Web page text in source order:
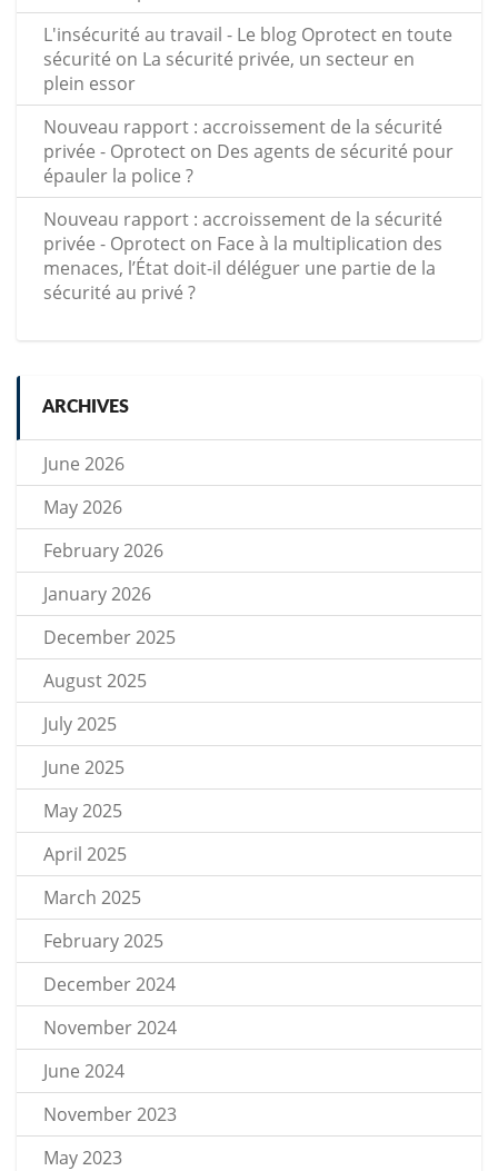
L'insécurité au travail - Le blog Oprotect en toute
sécurité on La sécurité privée, un secteur en
plein essor
Nouveau rapport : accroissement de la sécurité
privée - Oprotect on Des agents de sécurité pour
épauler la police ?
Nouveau rapport : accroissement de la sécurité
privée - Oprotect on Face à la multiplication des
menaces, l’État doit-il déléguer une partie de la
sécurité au privé ?
ARCHIVES
June 2026
May 2026
February 2026
January 2026
December 2025
August 2025
July 2025
June 2025
May 2025
April 2025
March 2025
February 2025
December 2024
November 2024
June 2024
November 2023
May 2023